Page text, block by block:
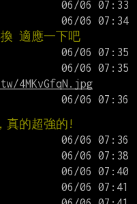
適應一下吧
4MKvGfqN.jpg
真的超強的!